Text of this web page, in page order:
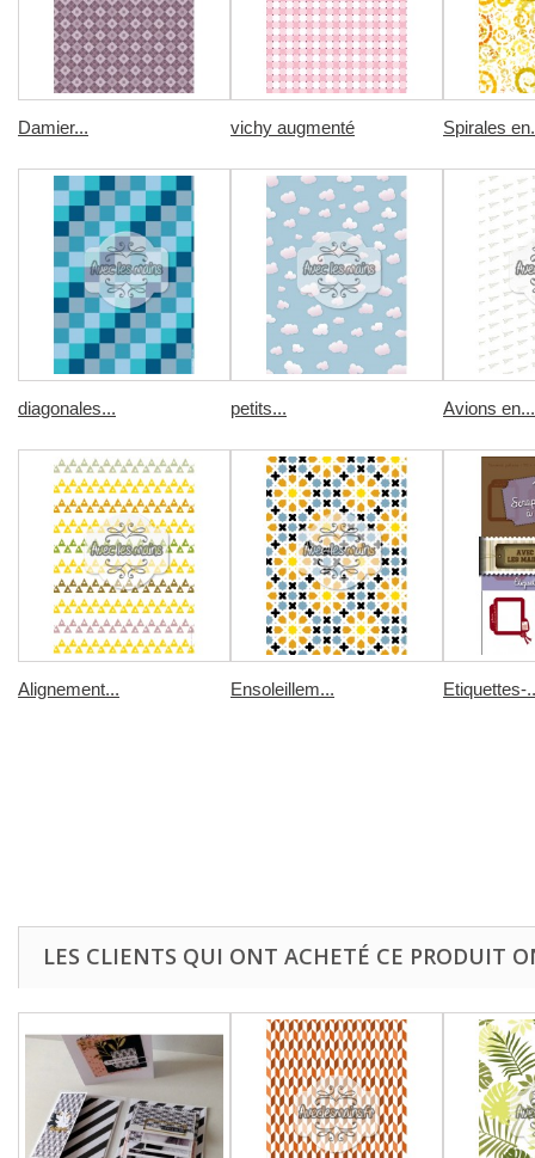
Damier... vichy augmenté Spirales
diagonales... petits... Avions en...
Alignement... Ensoleillem... Etiquettes-
LES CLIENTS QUI ONT ACHETÉ CE PRODUIT